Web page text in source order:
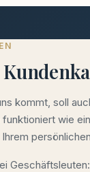
kommt, soll
wie